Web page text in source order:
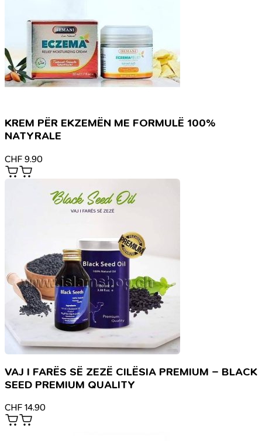
KREM PËR EKZEMËN ME FORMULË 100%
NATYRALE
CHF 9.90
VAJ I FARËS SË ZEZË CILËSIA PREMIUM – BLACK
SEED PREMIUM QUALITY
CHF 14.90